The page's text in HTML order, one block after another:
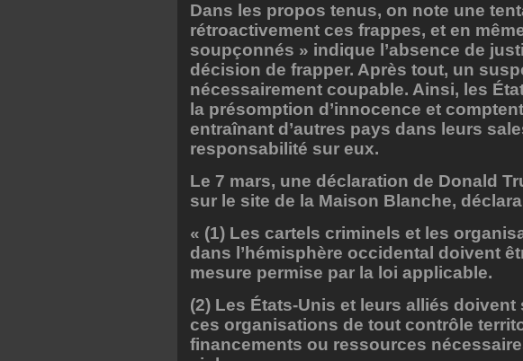
Dans les propos tenus, on note une
rétroactivement ces frappes, et en
soupçonnés » indique l’absence de
décision de frapper. Après tout, un
nécessairement coupable. Ainsi, les
la présomption d’innocence et
entraînant d’autres pays dans leurs
responsabilité sur eux.
Le 7 mars, une déclaration de Donald
sur le site de la Maison Blanche,
« (1) Les cartels criminels et les
dans l’hémisphère occidental doivent
mesure permise par la loi applicable.
(2) Les États-Unis et leurs alliés
ces organisations de tout contrôle
financements ou ressources